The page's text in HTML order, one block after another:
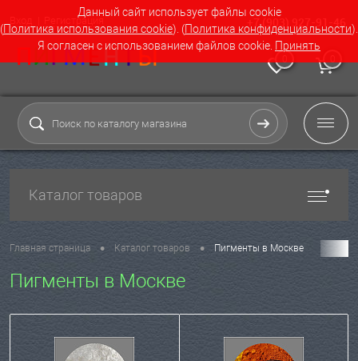
Данный сайт использует файлы cookie
(Политика использования cookie). (Политика конфиденциальности).
Я согласен с использованием файлов cookie. Принять
Регистрация +7 (903) 927-91-46
Каталог товаров
Главная страница • Каталог товаров • Пигменты в Москве
Пигменты в Москве